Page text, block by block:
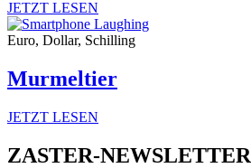
JETZT LESEN
Euro, Dollar, Schilling
Murmeltier
JETZT LESEN
ZASTER-NEWSLETTER